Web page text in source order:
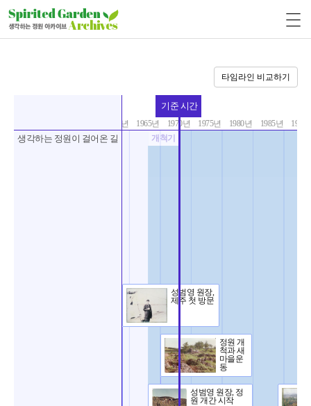
타임라인 비교하기
기준 시간
개척기
성범영 원장, 정
원 개간 시작
정원 개
척과 새
마을운
동
성범영 원장,
제주 첫 방문
생각하는 정원이 걸어온 길
1960년 1965년 1970년 1975년 1980년 1985년 1990